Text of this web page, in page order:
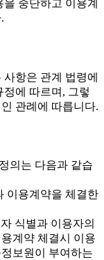
중단하고 이용계
항은 관계 법령에
에 따르며, 그렇
관례에 따릅니다.
의는 다음과 같습
이용계약을 체결한
식별과 이용자의
계약 체결시 이용
보원이 부여하는